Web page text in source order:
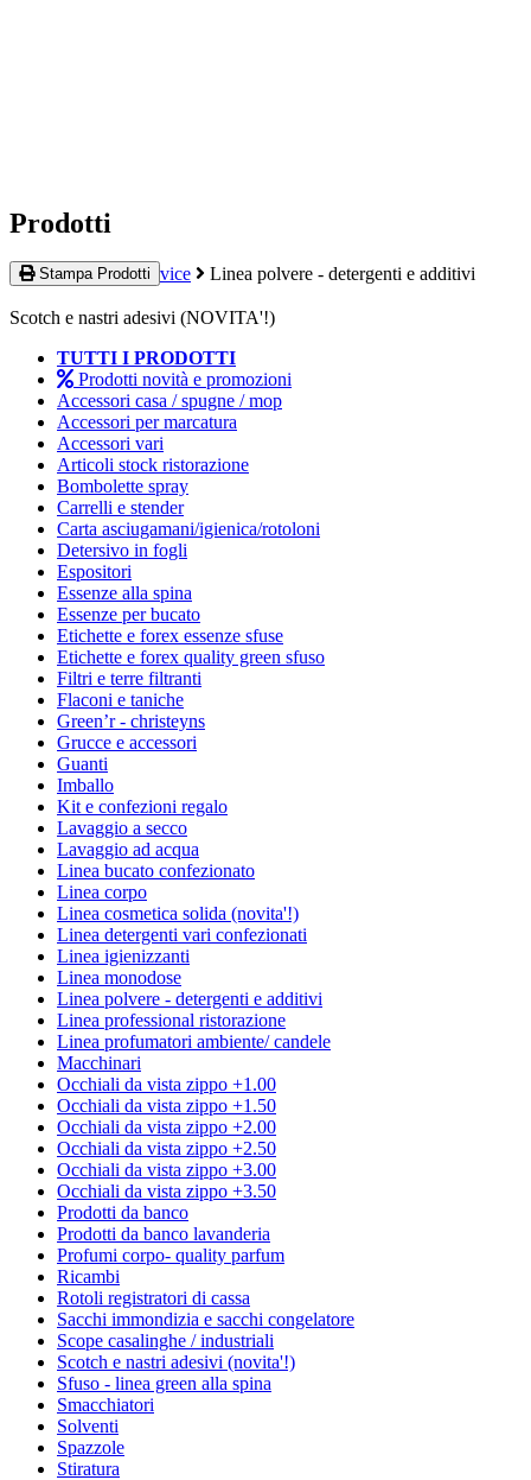
Prodotti
Home Quality Service Linea polvere - detergenti e additivi
Stampa Prodotti
Scotch e nastri adesivi (NOVITA'!)
TUTTI I PRODOTTI
Prodotti novità e promozioni
Accessori casa / spugne / mop
Accessori per marcatura
Accessori vari
Articoli stock ristorazione
Bombolette spray
Carrelli e stender
Carta asciugamani/igienica/rotoloni
Detersivo in fogli
Espositori
Essenze alla spina
Essenze per bucato
Etichette e forex essenze sfuse
Etichette e forex quality green sfuso
Filtri e terre filtranti
Flaconi e taniche
Green’r - christeyns
Grucce e accessori
Guanti
Imballo
Kit e confezioni regalo
Lavaggio a secco
Lavaggio ad acqua
Linea bucato confezionato
Linea corpo
Linea cosmetica solida (novita'!)
Linea detergenti vari confezionati
Linea igienizzanti
Linea monodose
Linea polvere - detergenti e additivi
Linea professional ristorazione
Linea profumatori ambiente/ candele
Macchinari
Occhiali da vista zippo +1.00
Occhiali da vista zippo +1.50
Occhiali da vista zippo +2.00
Occhiali da vista zippo +2.50
Occhiali da vista zippo +3.00
Occhiali da vista zippo +3.50
Prodotti da banco
Prodotti da banco lavanderia
Profumi corpo- quality parfum
Ricambi
Rotoli registratori di cassa
Sacchi immondizia e sacchi congelatore
Scope casalinghe / industriali
Scotch e nastri adesivi (novita'!)
Sfuso - linea green alla spina
Smacchiatori
Solventi
Spazzole
Stiratura